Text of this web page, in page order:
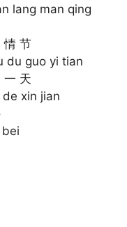
lang man qing
情 节
du guo yi tian
一 天
xin jian